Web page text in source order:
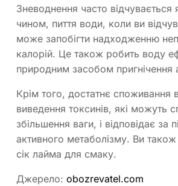
Зневоднення часто
чином, пиття води, коли ви
може запобігти надходженню
калорій. Це також робить воду
природним засобом пригнічення
Крім того, достатнє споживання
виведення токсинів, які можуть
збільшення ваги, і відповідає за
активного метаболізму. Ви
сік лайма для смаку.
Джерело: obozrevatel.com